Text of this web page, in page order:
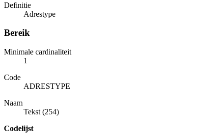
Definitie
Adrestype
Bereik
Minimale cardinaliteit
1
Code
ADRESTYPE
Naam
Tekst (254)
Codelijst